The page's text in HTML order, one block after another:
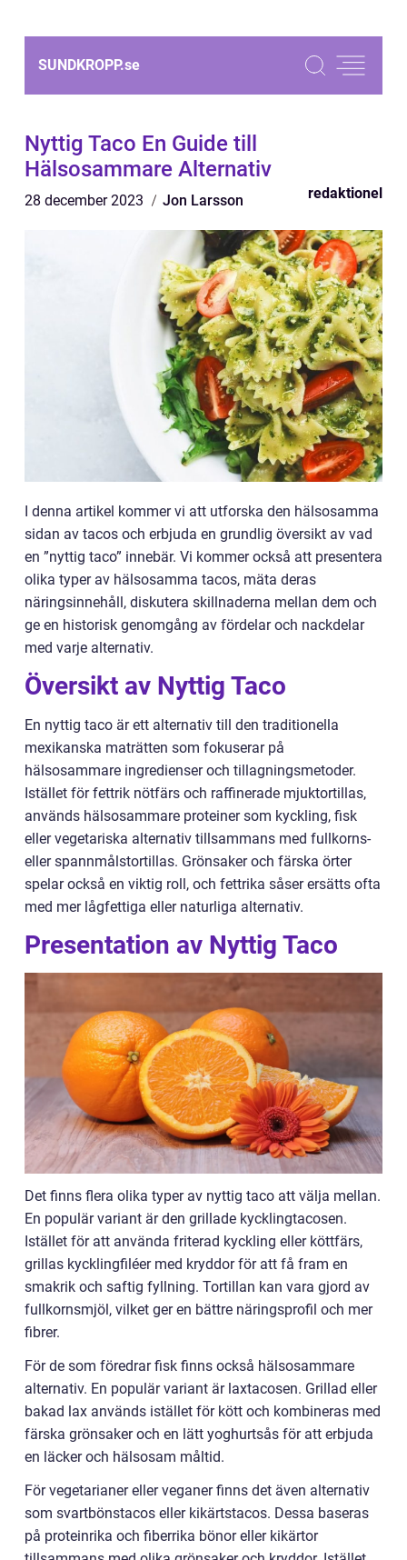
SUNDKROPP.se
Nyttig Taco En Guide till
Hälsosammare Alternativ
28 december 2023 Jon Larsson redaktionel
I denna artikel kommer vi att utforska den hälsosamma
sidan av tacos och erbjuda en grundlig översikt av vad
en ”nyttig taco” innebär. Vi kommer också att presentera
olika typer av hälsosamma tacos, mäta deras
näringsinnehåll, diskutera skillnaderna mellan dem och
ge en historisk genomgång av fördelar och nackdelar
med varje alternativ.
Översikt av Nyttig Taco
En nyttig taco är ett alternativ till den traditionella
mexikanska maträtten som fokuserar på
hälsosammare ingredienser och tillagningsmetoder.
Istället för fettrik nötfärs och raffinerade mjuktortillas,
används hälsosammare proteiner som kyckling, fisk
eller vegetariska alternativ tillsammans med fullkorns-
eller spannmålstortillas. Grönsaker och färska örter
spelar också en viktig roll, och fettrika såser ersätts ofta
med mer lågfettiga eller naturliga alternativ.
Presentation av Nyttig Taco
Det finns flera olika typer av nyttig taco att välja mellan.
En populär variant är den grillade kycklingtacosen.
Istället för att använda friterad kyckling eller köttfärs,
grillas kycklingfiléer med kryddor för att få fram en
smakrik och saftig fyllning. Tortillan kan vara gjord av
fullkornsmjöl, vilket ger en bättre näringsprofil och mer
fibrer.
För de som föredrar fisk finns också hälsosammare
alternativ. En populär variant är laxtacosen. Grillad eller
bakad lax används istället för kött och kombineras med
färska grönsaker och en lätt yoghurtsås för att erbjuda
en läcker och hälsosam måltid.
För vegetarianer eller veganer finns det även alternativ
som svartbönstacos eller kikärtstacos. Dessa baseras
på proteinrika och fiberrika bönor eller kikärtor